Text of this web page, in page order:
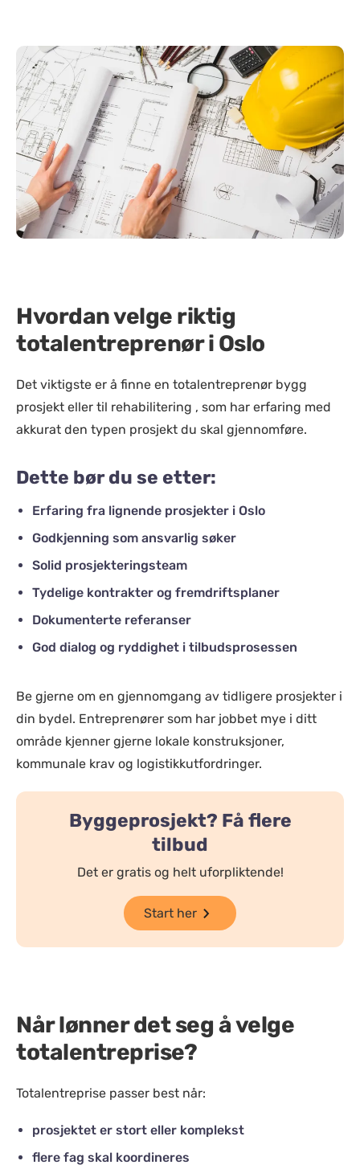
Hvordan velge riktig
totalentreprenør i Oslo
Det viktigste er å finne en totalentreprenør bygg
prosjekt eller til rehabilitering , som har erfaring med
akkurat den typen prosjekt du skal gjennomføre.
Dette bør du se etter:
Erfaring fra lignende prosjekter i Oslo
Godkjenning som ansvarlig søker
Solid prosjekteringsteam
Tydelige kontrakter og fremdriftsplaner
Dokumenterte referanser
God dialog og ryddighet i tilbudsprosessen
Be gjerne om en gjennomgang av tidligere prosjekter i
din bydel. Entreprenører som har jobbet mye i ditt
område kjenner gjerne lokale konstruksjoner,
kommunale krav og logistikkutfordringer.
Byggeprosjekt? Få flere
tilbud
Det er gratis og helt uforpliktende!
Start her
Når lønner det seg å velge
totalentreprise?
Totalentreprise passer best når:
prosjektet er stort eller komplekst
flere fag skal koordineres